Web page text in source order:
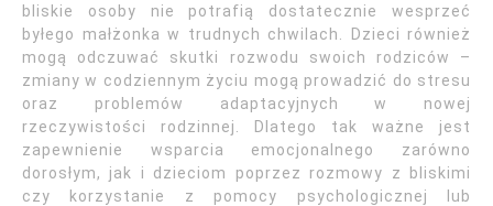
bliskie osoby nie potrafią dostatecznie wesprzeć
byłego małżonka w trudnych chwilach. Dzieci również
mogą odczuwać skutki rozwodu swoich rodziców –
zmiany w codziennym życiu mogą prowadzić do stresu
oraz problemów adaptacyjnych w nowej
rzeczywistości rodzinnej. Dlatego tak ważne jest
zapewnienie wsparcia emocjonalnego zarówno
dorosłym, jak i dzieciom poprzez rozmowy z bliskimi
czy korzystanie z pomocy psychologicznej lub